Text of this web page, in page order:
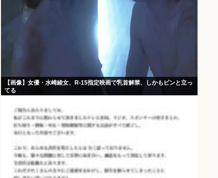
【画像】女優・水崎綾女、R-15指定映画で乳首解禁、しかもピンと立っ
てる